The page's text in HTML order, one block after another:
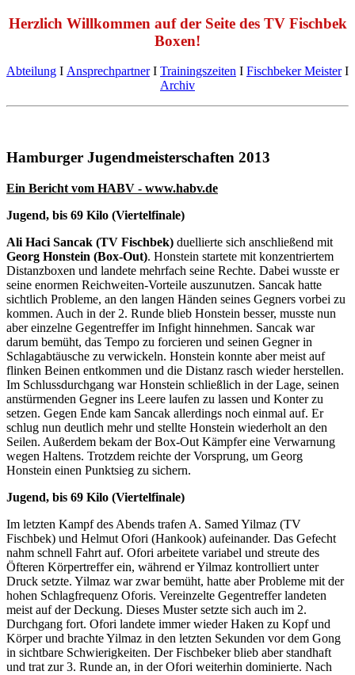
Herzlich Willkommen auf der Seite des TV Fischbek
Boxen!
Abteilung Ι AnsprechpartnerΙ Trainingszeiten Ι Fischbeker Meister Ι
Archiv
Hamburger Jugendmeisterschaften 2013
Ein Bericht vom HABV - www.habv.de
Jugend, bis 69 Kilo (Viertelfinale)
Ali Haci Sancak (TV Fischbek) duellierte sich anschließend mit
Georg Honstein (Box-Out). Honstein startete mit konzentriertem
Distanzboxen und landete mehrfach seine Rechte. Dabei wusste er
seine enormen Reichweiten-Vorteile auszunutzen. Sancak hatte
sichtlich Probleme, an den langen Händen seines Gegners vorbei zu
kommen. Auch in der 2. Runde blieb Honstein besser, musste nun
aber einzelne Gegentreffer im Infight hinnehmen. Sancak war
darum bemüht, das Tempo zu forcieren und seinen Gegner in
Schlagabtäusche zu verwickeln. Honstein konnte aber meist auf
flinken Beinen entkommen und die Distanz rasch wieder herstellen.
Im Schlussdurchgang war Honstein schließlich in der Lage, seinen
anstürmenden Gegner ins Leere laufen zu lassen und Konter zu
setzen. Gegen Ende kam Sancak allerdings noch einmal auf. Er
schlug nun deutlich mehr und stellte Honstein wiederholt an den
Seilen. Außerdem bekam der Box-Out Kämpfer eine Verwarnung
wegen Haltens. Trotzdem reichte der Vorsprung, um Georg
Honstein einen Punktsieg zu sichern.
Jugend, bis 69 Kilo (Viertelfinale)
Im letzten Kampf des Abends trafen A. Samed Yilmaz (TV
Fischbek) und Helmut Ofori (Hankook) aufeinander. Das Gefecht
nahm schnell Fahrt auf. Ofori arbeitete variabel und streute des
Öfteren Körpertreffer ein, während er Yilmaz kontrolliert unter
Druck setzte. Yilmaz war zwar bemüht, hatte aber Probleme mit der
hohen Schlagfrequenz Oforis. Vereinzelte Gegentreffer landeten
meist auf der Deckung. Dieses Muster setzte sich auch im 2.
Durchgang fort. Ofori landete immer wieder Haken zu Kopf und
Körper und brachte Yilmaz in den letzten Sekunden vor dem Gong
in sichtbare Schwierigkeiten. Der Fischbeker blieb aber standhaft
und trat zur 3. Runde an, in der Ofori weiterhin dominierte. Nach